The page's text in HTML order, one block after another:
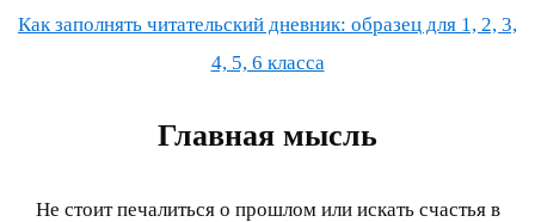
Как заполнять читательский дневник: образец для 1, 2, 3,
4, 5, 6 класса
Главная мысль
Не стоит печалиться о прошлом или искать счастья в